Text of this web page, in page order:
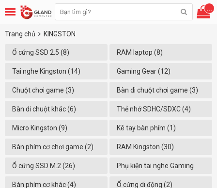
...
Trang chủ KINGSTON
Ổ cứng SSD 2.5 (8) RAM laptop (8)
Tai nghe Kingston (14) Gaming Gear (12)
Chuột chơi game (3) Bàn di chuột chơi game (3)
Bàn di chuột khác (6) Thẻ nhớ SDHC/SDXC (4)
Micro Kingston (9) Kê tay bàn phím (1)
Bàn phím cơ chơi game (2) RAM Kingston (30)
Ổ cứng SSD M.2 (26) Phụ kiện tai nghe Gaming
(16)
Bàn phím cơ khác (4) Ổ cứng di động (2)